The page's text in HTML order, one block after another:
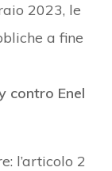
2023, le
a fine
contro Enel
l’articolo 2